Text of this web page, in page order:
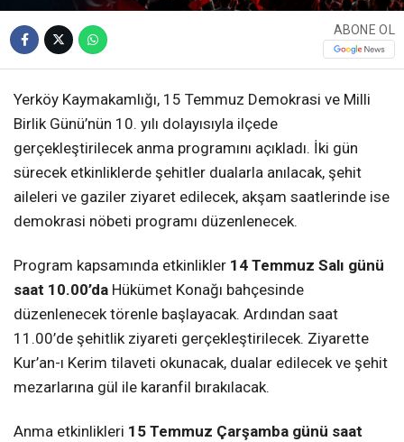
ABONE OL
Yerköy Kaymakamlığı, 15 Temmuz Demokrasi ve Milli
Birlik Günü’nün 10. yılı dolayısıyla ilçede
gerçekleştirilecek anma programını açıkladı. İki gün
sürecek etkinliklerde şehitler dualarla anılacak, şehit
aileleri ve gaziler ziyaret edilecek, akşam saatlerinde ise
demokrasi nöbeti programı düzenlenecek.
Program kapsamında etkinlikler 14 Temmuz Salı günü
saat 10.00’da Hükümet Konağı bahçesinde
düzenlenecek törenle başlayacak. Ardından saat
11.00’de şehitlik ziyareti gerçekleştirilecek. Ziyarette
Kur’an-ı Kerim tilaveti okunacak, dualar edilecek ve şehit
mezarlarına gül ile karanfil bırakılacak.
Anma etkinlikleri 15 Temmuz Çarşamba günü saat